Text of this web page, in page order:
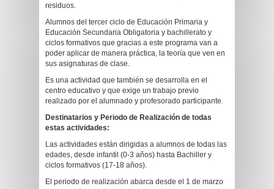
residuos.
Alumnos del tercer ciclo de Educación Primaria y
Educación Secundaria Obligatoria y bachillerato y
ciclos formativos que gracias a este programa van a
poder aplicar de manera práctica, la teoría que ven en
sus asignaturas de clase.
Es una actividad que también se desarrolla en el
centro educativo y que exige un trabajo previo
realizado por el alumnado y profesorado participante.
Destinatarios y Periodo de Realización de todas
estas actividades:
Las actividades están dirigidas a alumnos de todas las
edades, desde infantil (0-3 años) hasta Bachiller y
ciclos formativos (17-18 años).
El periodo de realización abarca desde el 1 de marzo